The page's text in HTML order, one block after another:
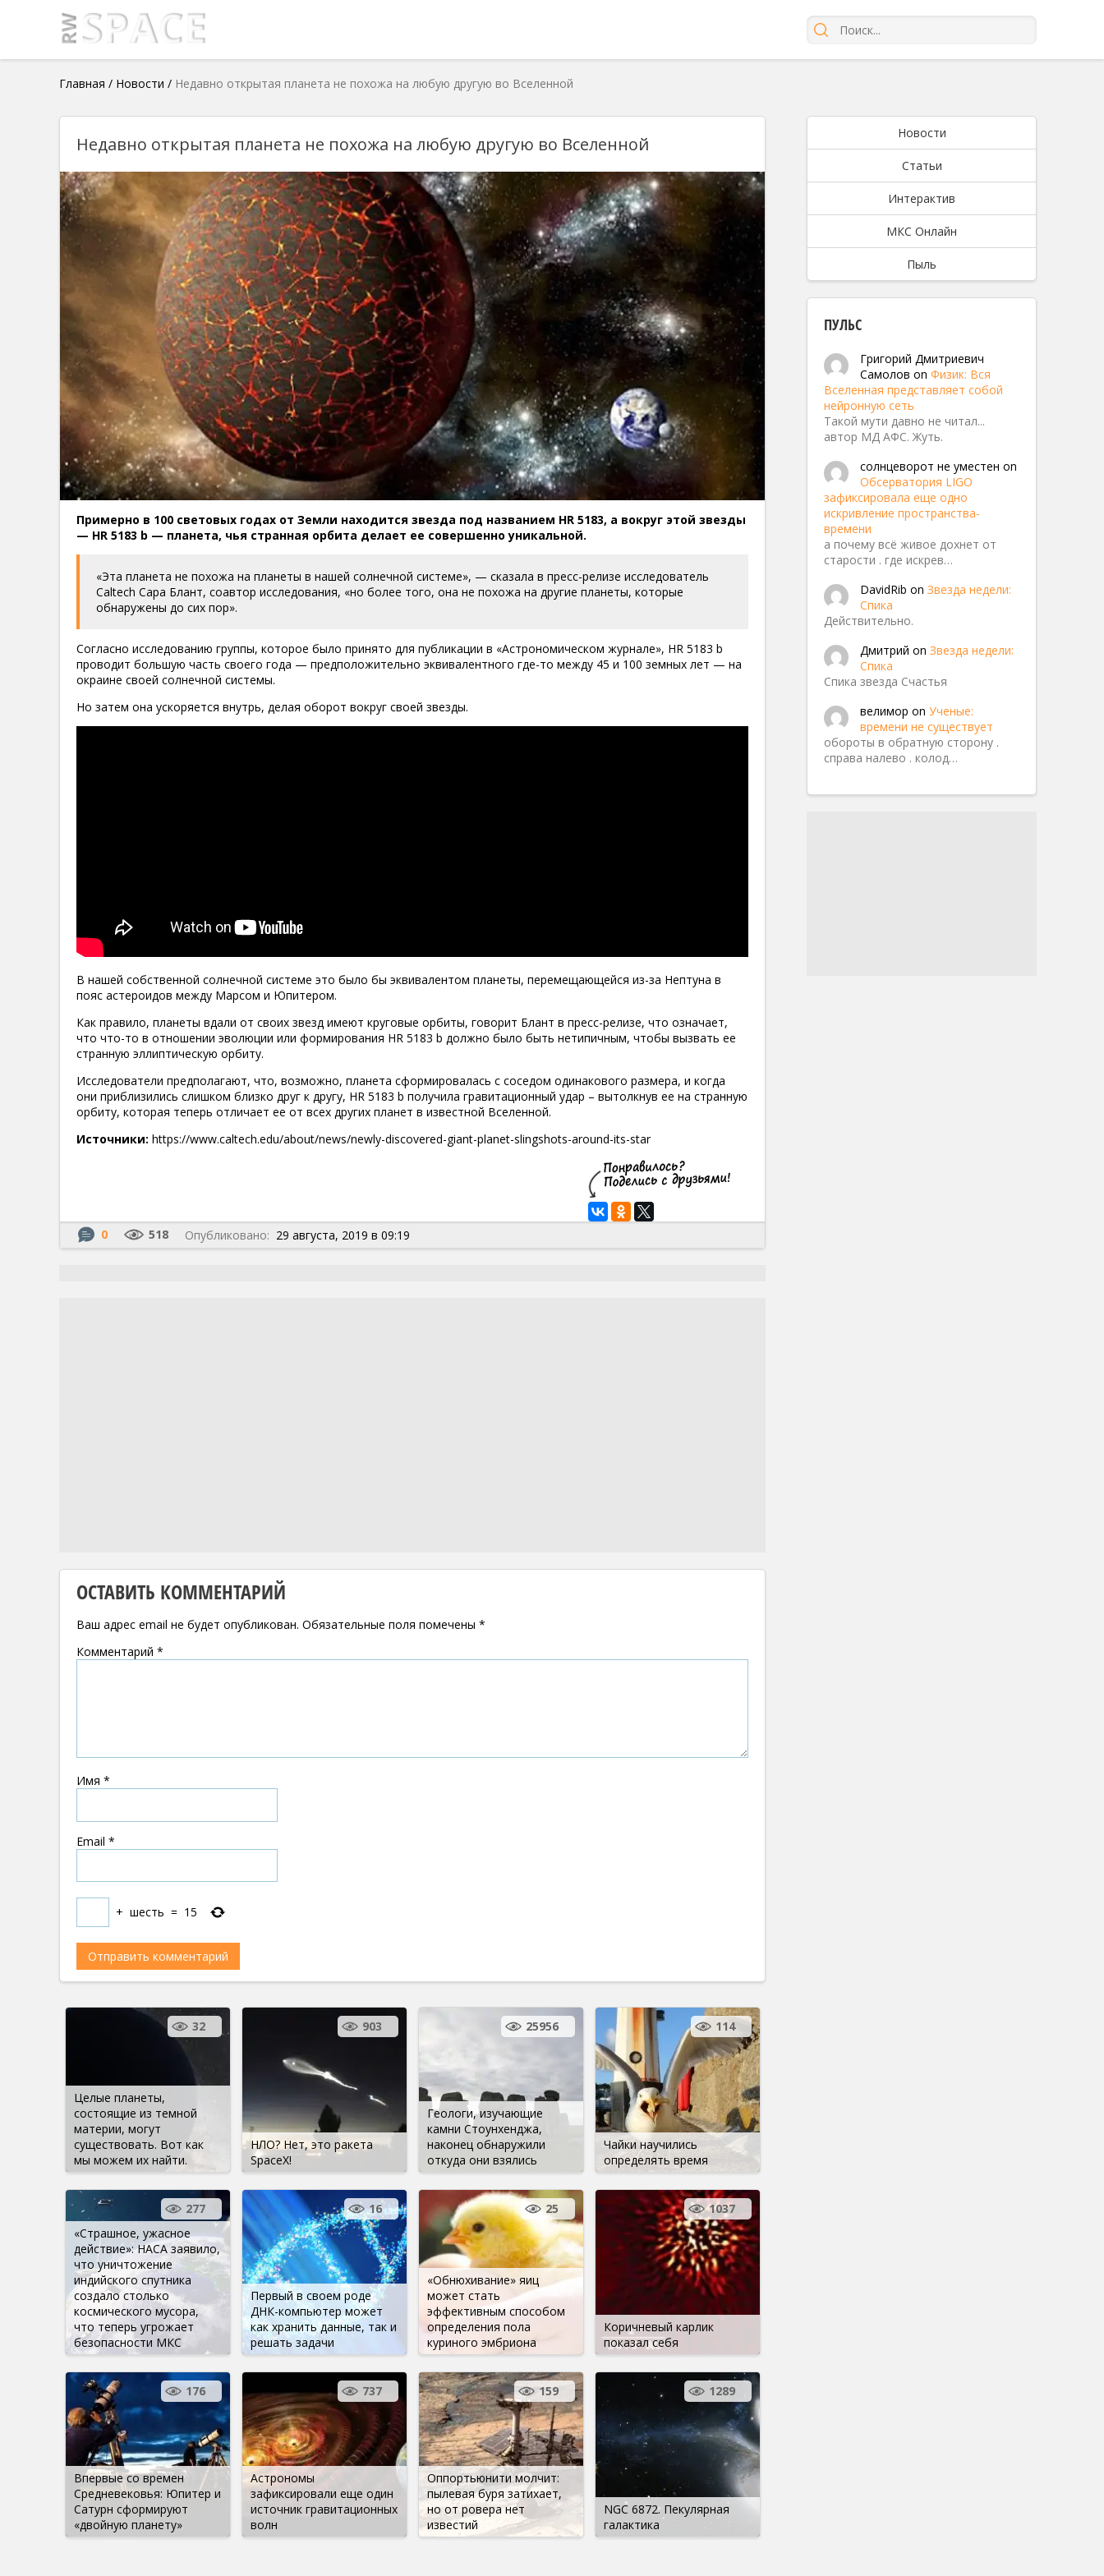
Главная / Новости / Недавно открытая планета не похожа на любую другую во Вселенной
Недавно открытая планета не похожа на любую другую во Вселенной
Планета HR 5183 b
Примерно в 100 световых годах от Земли находится звезда под названием HR 5183, а вокруг этой звезды
— HR 5183 b — планета, чья странная орбита делает ее совершенно уникальной.
«Эта планета не похожа на планеты в нашей солнечной системе», — сказала в пресс-релизе исследователь
Caltech Сара Блант, соавтор исследования, «но более того, она не похожа на другие планеты, которые
обнаружены до сих пор».
Согласно исследованию группы, которое было принято для публикации в «Астрономическом журнале», HR 5183 b
проводит большую часть своего года — предположительно эквивалентного где-то между 45 и 100 земных лет — на
окраине своей солнечной системы.
Но затем она ускоряется внутрь, делая оборот вокруг своей звезды.
В нашей собственной солнечной системе это было бы эквивалентом планеты, перемещающейся из-за Нептуна в
пояс астероидов между Марсом и Юпитером.
Как правило, планеты вдали от своих звезд имеют круговые орбиты, говорит Блант в пресс-релизе, что означает,
что что-то в отношении эволюции или формирования HR 5183 b должно было быть нетипичным, чтобы вызвать ее
странную эллиптическую орбиту.
Исследователи предполагают, что, возможно, планета сформировалась с соседом одинакового размера, и когда
они приблизились слишком близко друг к другу, HR 5183 b получила гравитационный удар – вытолкнув ее на странную
орбиту, которая теперь отличает ее от всех других планет в известной Вселенной.
Источники: https://www.caltech.edu/about/news/newly-discovered-giant-planet-slingshots-around-its-star
0 518 Опубликовано: 29 августа, 2019 в 09:19
ОСТАВИТЬ КОММЕНТАРИЙ
Ваш адрес email не будет опубликован. Обязательные поля помечены *
Комментарий *
Имя *
Email *
+ шесть = 15
Целые планеты,
состоящие из темной
материи, могут
существовать. Вот как
мы можем их найти.
32
НЛО? Нет, это ракета
SpaceX!
903
Геологи, изучающие
камни Стоунхенджа,
наконец обнаружили
откуда они взялись
25956
Чайки научились
определять время
114
«Страшное, ужасное
действие»: НАСА заявило,
что уничтожение
индийского спутника
создало столько
космического мусора,
что теперь угрожает
безопасности МКС
277
Первый в своем роде
ДНК-компьютер может
как хранить данные, так и
решать задачи
16
«Обнюхивание» яиц
может стать
эффективным способом
определения пола
куриного эмбриона
25
Коричневый карлик
показал себя
1037
Впервые со времен
Средневековья: Юпитер и
Сатурн сформируют
«двойную планету»
176
Астрономы
зафиксировали еще один
источник гравитационных
волн
737
Оппортьюнити молчит:
пылевая буря затихает,
но от ровера нет
известий
159
NGC 6872. Пекулярная
галактика
1289
Новости
Статьи
Интерактив
МКС Онлайн
Пыль
ПУЛЬС
Григорий Дмитриевич
Самолов on Физик: Вся
Вселенная представляет собой
нейронную сеть
Такой мути давно не читал...
автор МД АФС. Жуть.
солнцеворот не уместен on
Обсерватория LIGO
зафиксировала еще одно
искривление пространства-
времени
а почему всё живое дохнет от
старости . где искрев…
DavidRib on Звезда недели:
Спика
Действительно.
Дмитрий on Звезда недели:
Спика
Спика звезда Счастья
велимор on Ученые:
времени не существует
обороты в обратную сторону .
справа налево . колод…